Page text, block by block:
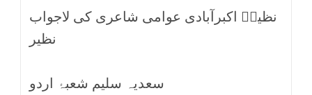
نظیرؔ اکبرآبادی عوامی شاعری کی لاجواب
نظیر
سعدیہ سلیم شعبۂ اردو